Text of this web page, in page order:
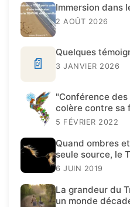
Immersion dans
2 AOÛT 2026
📄
Quelques
3 JANVIER 2026
"Conférence des
colère contre sa
5 FÉVRIER 2022
Quand ombres
seule source, le
présent.
6 JUIN 2019
La grandeur du
un monde